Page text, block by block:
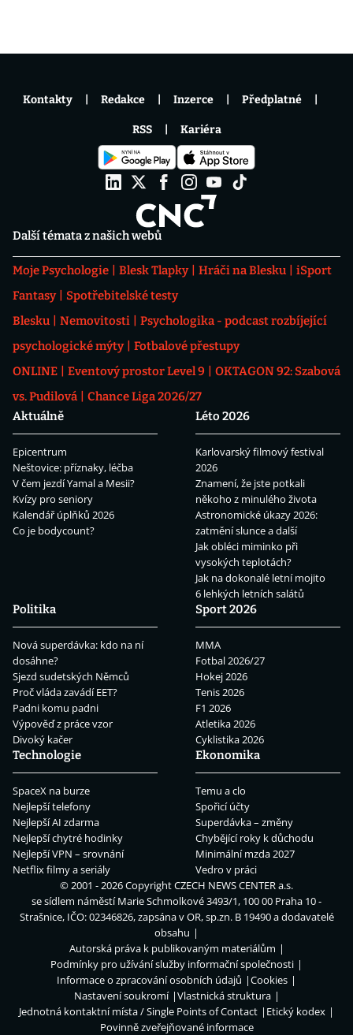
Další témata z našich webů
Moje Psychologie Blesk Tlapky Hráči na Blesku
iSport
Fantasy
Spotřebitelské testy
Blesku
Nemovitosti
Psychologika - podcast rozbíjející
psychologické mýty
Fotbalové přestupy
ONLINE
Eventový prostor Level 9
OKTAGON 92: Szabová
vs. Pudilová
Chance Liga 2026/27
Aktuálně
Epicentrum
Neštovice: příznaky, léčba
V čem jezdí Yamal a Mesii?
Kvízy pro seniory
Kalendář úplňků 2026
Co je bodycount?
Léto 2026
Karlovarský filmový festival
2026
Znamení, že jste potkali
někoho z minulého života
Astronomické úkazy 2026:
zatmění slunce a další
Jak obléci miminko při
vysokých teplotách?
Jak na dokonalé letní mojito
6 lehkých letních salátů
Politika
Nová superdávka: kdo na ní
dosáhne?
Sjezd sudetských Němců
Proč vláda zavádí EET?
Padni komu padni
Výpověď z práce vzor
Divoký kačer
Sport 2026
MMA
Fotbal 2026/27
Hokej 2026
Tenis 2026
F1 2026
Atletika 2026
Cyklistika 2026
Technologie
SpaceX na burze
Nejlepší telefony
Nejlepší AI zdarma
Nejlepší chytré hodinky
Nejlepší VPN – srovnání
Netflix filmy a seriály
Ekonomika
Temu a clo
Spořicí účty
Superdávka – změny
Chybějící roky k důchodu
Minimální mzda 2027
Vedro v práci
Kontakty Redakce Inzerce Předplatné
RSS Kariéra
© 2001 - 2026 CopyrightCZECH NEWS CENTER a.s.
se sídlem náměstí Marie Schmolkové 3493/1, 100 00 Praha 10 -
Strašnice, IČO: 02346826, zapsána v OR, sp.zn. B 19490 a dodavatelé
obsahu
Autorská práva k publikovaným materiálům
Podmínky pro užívání služby informační společnosti
Informace o zpracování osobních údajů
Cookies
Nastavení soukromí
Vlastnická struktura
Jednotná kontaktní místa / Single Points of Contact
Etický kodex
Povinně zveřejňované informace